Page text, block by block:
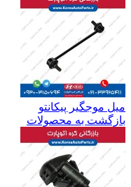
میل موجگیر پیکانتو
بازگشت به محصولات